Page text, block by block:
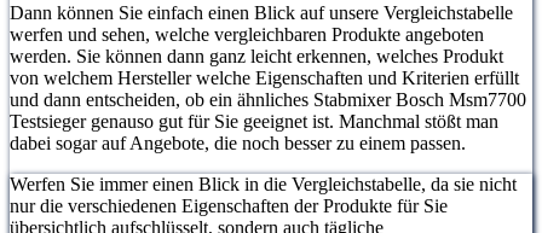
Dann können Sie einfach einen Blick auf unsere Vergleichstabelle
werfen und sehen, welche vergleichbaren Produkte angeboten
werden. Sie können dann ganz leicht erkennen, welches Produkt
von welchem Hersteller welche Eigenschaften und Kriterien erfüllt
und dann entscheiden, ob ein ähnliches Stabmixer Bosch Msm7700
Testsieger genauso gut für Sie geeignet ist. Manchmal stößt man
dabei sogar auf Angebote, die noch besser zu einem passen.
Werfen Sie immer einen Blick in die Vergleichstabelle, da sie nicht
nur die verschiedenen Eigenschaften der Produkte für Sie
übersichtlich aufschlüsselt, sondern auch tägliche